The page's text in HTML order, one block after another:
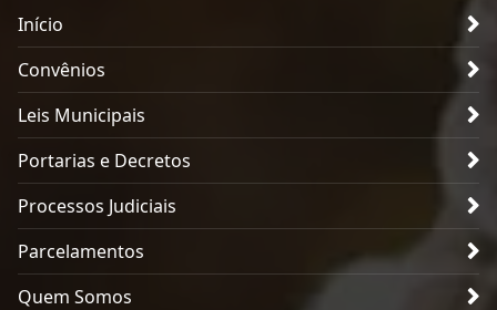
Início
Convênios
Leis Municipais
Portarias e Decretos
Processos Judiciais
Parcelamentos
Quem Somos